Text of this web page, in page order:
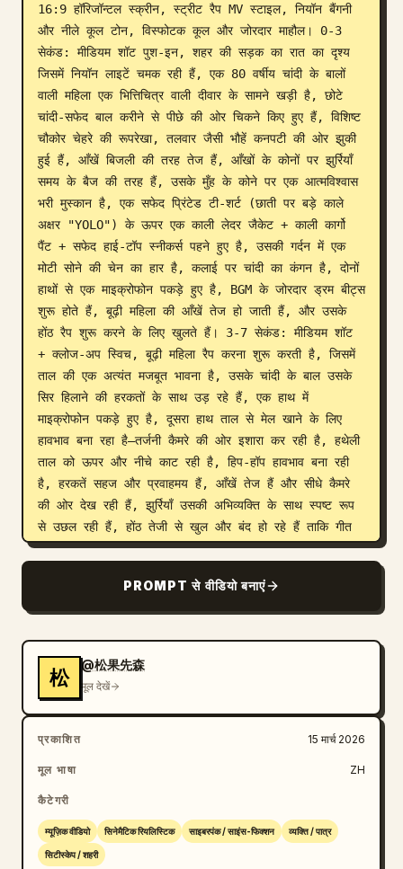
16:9 हॉरिजॉन्टल स्क्रीन, स्ट्रीट रैप MV स्टाइल, नियॉन बैंगनी
और नीले कूल टोन, विस्फोटक कूल और जोरदार माहौल। 0-3
सेकंड: मीडियम शॉट पुश-इन, शहर की सड़क का रात का दृश्य
जिसमें नियॉन लाइटें चमक रही हैं, एक 80 वर्षीय चांदी के बालों
वाली महिला एक भित्तिचित्र वाली दीवार के सामने खड़ी है, छोटे
चांदी-सफेद बाल करीने से पीछे की ओर चिकने किए हुए हैं, विशिष्ट
चौकोर चेहरे की रूपरेखा, तलवार जैसी भौहें कनपटी की ओर झुकी
हुई हैं, आँखें बिजली की तरह तेज हैं, आँखों के कोनों पर झुर्रियाँ
समय के बैज की तरह हैं, उसके मुँह के कोने पर एक आत्मविश्वास
भरी मुस्कान है, एक सफेद प्रिंटेड टी-शर्ट (छाती पर बड़े काले
अक्षर "YOLO") के ऊपर एक काली लेदर जैकेट + काली कार्गो
पैंट + सफेद हाई-टॉप स्नीकर्स पहने हुए है, उसकी गर्दन में एक
मोटी सोने की चेन का हार है, कलाई पर चांदी का कंगन है, दोनों
हाथों से एक माइक्रोफोन पकड़े हुए है, BGM के जोरदार ड्रम बीट्स
शुरू होते हैं, बूढ़ी महिला की आँखें तेज हो जाती हैं, और उसके
होंठ रैप शुरू करने के लिए खुलते हैं। 3-7 सेकंड: मीडियम शॉट
+ क्लोज-अप स्विच, बूढ़ी महिला रैप करना शुरू करती है, जिसमें
ताल की एक अत्यंत मजबूत भावना है, उसके चांदी के बाल उसके
सिर हिलाने की हरकतों के साथ उड़ रहे हैं, एक हाथ में
माइक्रोफोन पकड़े हुए है, दूसरा हाथ ताल से मेल खाने के लिए
हावभाव बना रहा है—तर्जनी कैमरे की ओर इशारा कर रही है, हथेली
ताल को ऊपर और नीचे काट रही है, हिप-हॉप हावभाव बना रही
है, हरकतें सहज और प्रवाहमय हैं, आँखें तेज हैं और सीधे कैमरे
की ओर देख रही हैं, झुर्रियाँ उसकी अभिव्यक्ति के साथ स्पष्ट रूप
से उछल रही हैं, होंठ तेजी से खुल और बंद हो रहे हैं ताकि गीत
निकल सकें: [रैप के बोल] "अस्सी साल की टाँगें, तुमसे बेहतर
बूढ़ा मत कहो, मेरा फ्लो तुमसे बेहतर है, जब तुम रैप खेल रहे थे,
मैं डिस्को सुन रही थी!" (तेज गति, मजबूत ताल, जोरदार रवैया)
हिलना, साइड सिल्हूट, BGM बीट के साथ सिंक्रनाइज़। 7-11
सेकंड: डांस सेगमेंट, कैमरा पूरे शरीर को दिखाने के लिए पीछे
हटता है, बूढ़ी महिला नाचना शुरू करती है—पहले क्लासिक हिप-हॉप
बाउंस, फिर एक साफ स्ट्रीट डांस फ्रीज, उसके बाद कंधों से पैर
की उंगलियों तक फैलने वाली बॉडी वेव, और फिर एक त्वरित
फुटवर्क वर्कआउट, हरकतें साफ और तेज हैं, नियॉन लाइटों के नीचे
नाचते हुए रैप करना जारी रखती है: [रैप के बोल] "पैर और पंजे
फुर्तीले हैं, गति धीमी नहीं है, मेरे बोल समय में खुदे हुए हैं! तुम
फोन से खेलते हो, मैं बीट्स से खेलती हूँ, अस्सी साल का जीवन,
PROMPT से वीडियो बनाएं
松
@松果先森
मूल देखें
प्रकाशित 15 मार्च 2026
मूल भाषा ZH
कैटेगरी
म्यूज़िक वीडियो सिनेमैटिक रियलिस्टिक साइबरपंक / साइंस-फिक्शन व्यक्ति / पात्र
सिटीस्केप / शहरी